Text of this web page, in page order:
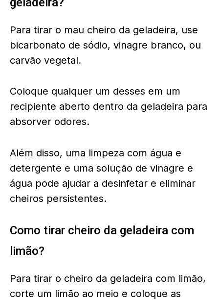
Para tirar o mau cheiro da geladeira, use
bicarbonato de sódio, vinagre branco, ou
carvão vegetal.
Coloque qualquer um desses em um
recipiente aberto dentro da geladeira para
absorver odores.
Além disso, uma limpeza com água e
detergente e uma solução de vinagre e
água pode ajudar a desinfetar e eliminar
cheiros persistentes.
Como tirar cheiro da geladeira com
limão?
Para tirar o cheiro da geladeira com limão,
corte um limão ao meio e coloque as